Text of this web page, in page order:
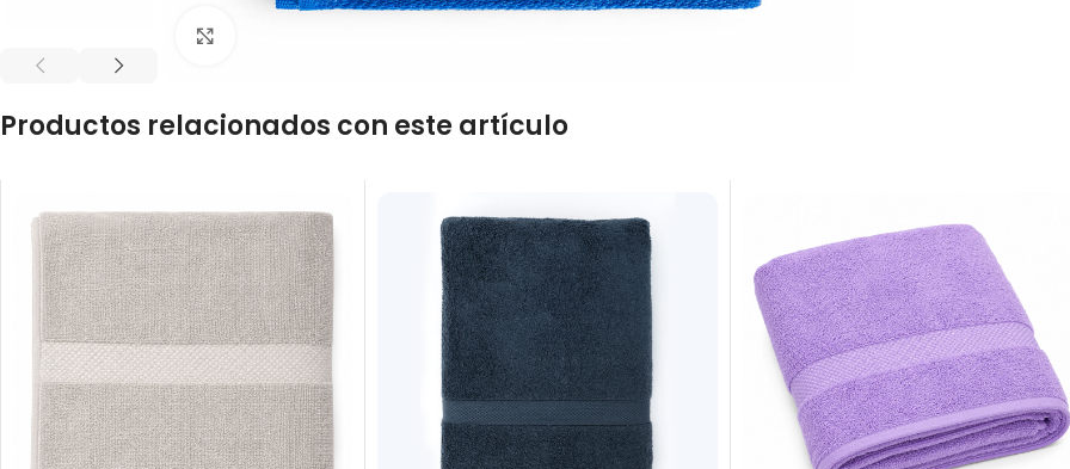
Productos relacionados con este artículo